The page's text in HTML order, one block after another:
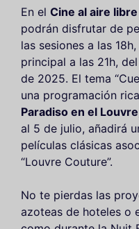
En el Cine al aire
podrán disfrutar de
las sesiones a las
principal a las 21h,
de 2025. El tema
una programación
Paradiso en el Louvre
al 5 de julio, añadirá
películas clásicas
“Louvre Couture”.
No te pierdas las
azoteas de hoteles o